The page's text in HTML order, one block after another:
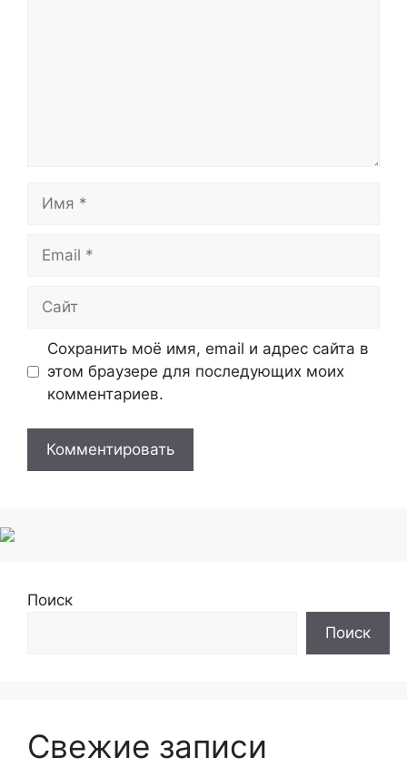
Сохранить моё имя, email и адрес сайта в
этом браузере для последующих моих
комментариев.
Поиск
Поиск
Свежие записи